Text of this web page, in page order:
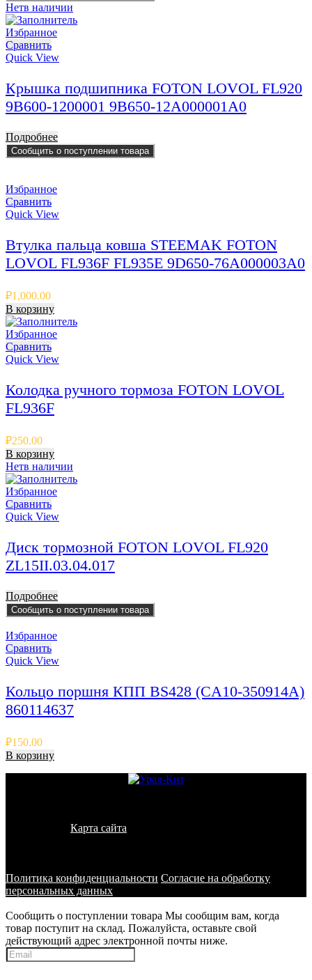
Нетв наличии
Избранное
Сравнить
Quick View
Крышка подшипника FOTON LOVOL FL920
9B600-1200001 9B650-12A000001A0
Подробнее
Сообщить о поступлении товара
Избранное
Сравнить
Quick View
Втулка пальца ковша STEEMAK FOTON
LOVOL FL936F FL935E 9D650-76A000003A0
₽1,000.00
В корзину
Избранное
Сравнить
Quick View
Колодка ручного тормоза FOTON LOVOL
FL936F
₽250.00
В корзину
Нетв наличии
Избранное
Сравнить
Quick View
Диск тормозной FOTON LOVOL FL920
ZL15II.03.04.017
Подробнее
Сообщить о поступлении товара
Избранное
Сравнить
Quick View
Кольцо поршня КПП BS428 (CA10-350914A)
860114637
₽150.00
В корзину
Карта сайта
Политика конфиденциальности Согласие на обработку
персональных данных
Сообщить о поступлении товара Мы сообщим вам, когда
товар поступит на склад. Пожалуйста, оставьте свой
действующий адрес электронной почты ниже.